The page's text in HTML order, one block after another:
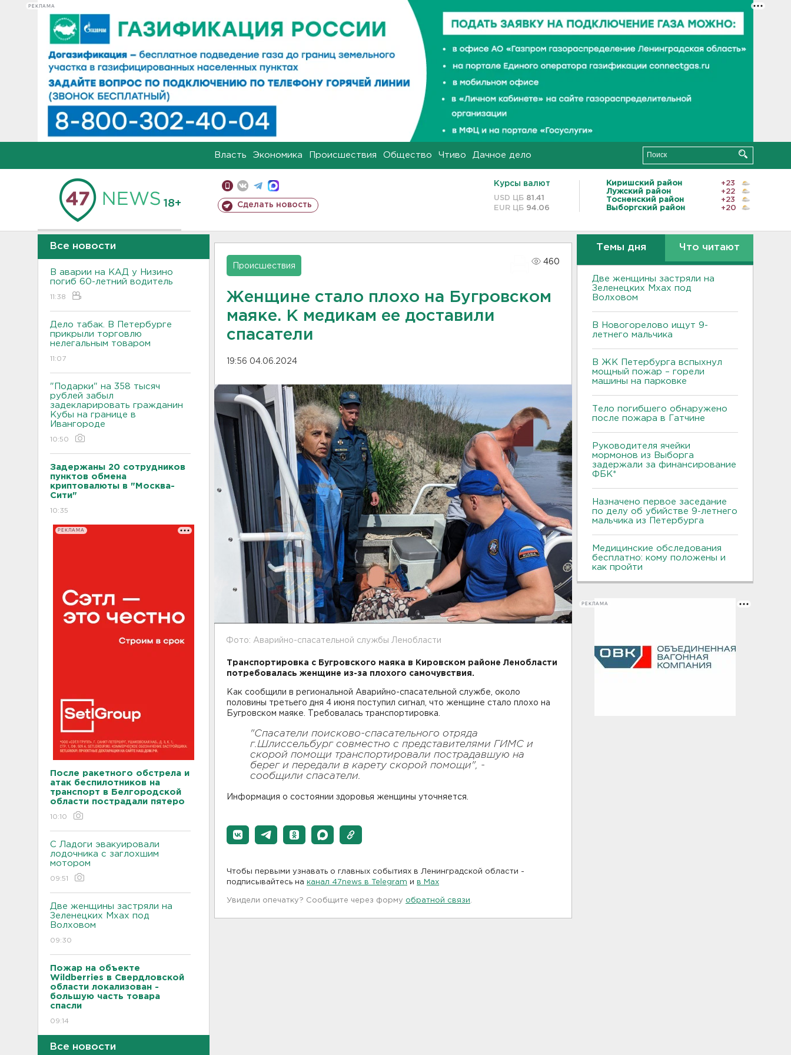
РЕКЛАМА
Власть Экономика Происшествия Общество Чтиво Дачное дело
18+ Сделать новость
Курсы валют
USD ЦБ 81.41
EUR ЦБ 94.06
Киришский район
+23
Лужский район
+22
Тосненский район
+23
Выборгский район
+20
Все новости
В аварии на КАД у Низино
погиб 60-летний водитель
11:38
Дело табак. В Петербурге
прикрыли торговлю
нелегальным товаром
11:07
"Подарки" на 358 тысяч
рублей забыл
задекларировать гражданин
Кубы на границе в
Ивангороде
10:50
Задержаны 20 сотрудников
пунктов обмена
криптовалюты в "Москва-
Сити"
10:35
РЕКЛАМА
После ракетного обстрела и
атак беспилотников на
транспорт в Белгородской
области пострадали пятеро
10:10
С Ладоги эвакуировали
лодочника с заглохшим
мотором
09:51
Две женщины застряли на
Зеленецких Мхах под
Волховом
09:30
Пожар на объекте
Wildberries в Свердловской
области локализован -
большую часть товара
спасли
09:14
В Новогорелово ищут 9-
Все новости
Происшествия
460
Женщине стало плохо на Бугровском
маяке. К медикам ее доставили
спасатели
19:56 04.06.2024
Фото: Аварийно-спасательной службы Ленобласти
Транспортировка с Бугровского маяка в Кировском районе Ленобласти
потребовалась женщине из-за плохого самочувствия.
Как сообщили в региональной Аварийно-спасательной службе, около
половины третьего дня 4 июня поступил сигнал, что женщине стало плохо на
Бугровском маяке. Требовалась транспортировка.
"Спасатели поисково-спасательного отряда
г.Шлиссельбург совместно с представителями ГИМС и
скорой помощи транспортировали пострадавшую на
берег и передали в карету скорой помощи", -
сообщили спасатели.
Информация о состоянии здоровья женщины уточняется.
Чтобы первыми узнавать о главных событиях в Ленинградской области -
подписывайтесь на канал 47news в Telegram и в Maх
Увидели опечатку? Сообщите через форму обратной связи
Темы дня Что читают
Две женщины застряли на
Зеленецких Мхах под
Волховом
В Новогорелово ищут 9-
летнего мальчика
В ЖК Петербурга вспыхнул
мощный пожар – горели
машины на парковке
Тело погибшего обнаружено
после пожара в Гатчине
Руководителя ячейки
мормонов из Выборга
задержали за финансирование
ФБК*
Назначено первое заседание
по делу об убийстве 9-летнего
мальчика из Петербурга
Медицинские обследования
бесплатно: кому положены и
как пройти
РЕКЛАМА